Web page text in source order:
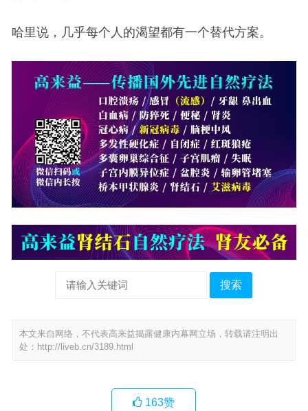
哈里说，几乎每个人的渴望都有一个替代方案。
搜索
本文来自网络，不代表高来益揭露健康内幕网立场，转载请注明出
处： http://liveb.cn/3189.html
163赞